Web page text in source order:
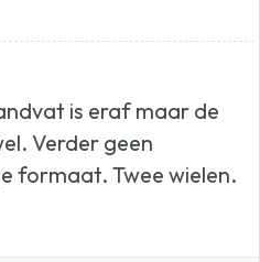
is eraf maar de
Verder geen
formaat. Twee wielen.